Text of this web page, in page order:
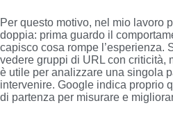
Per questo motivo, nel mio lavoro
doppia: prima guardo il
capisco cosa rompe l’esperienza.
vedere gruppi di URL con criticità,
è utile per analizzare una singola
intervenire. Google indica proprio
di partenza per misurare e